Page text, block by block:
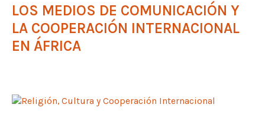
LOS MEDIOS DE COMUNICACIÓN Y
LA COOPERACIÓN INTERNACIONAL
EN ÁFRICA